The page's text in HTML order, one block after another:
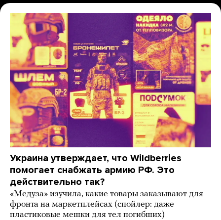
Украина утверждает, что Wildberries
помогает снабжать армию РФ. Это
действительно так?
«Медуза» изучила, какие товары заказывают для
фронта на маркетплейсах (спойлер: даже
пластиковые мешки для тел погибших)